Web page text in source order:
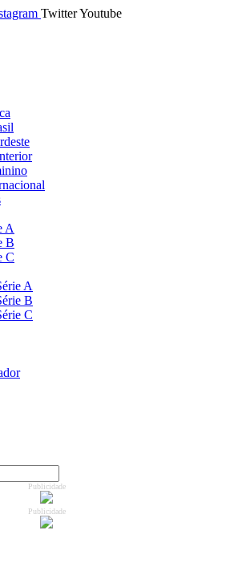
TwitterYoutube
A
B
C
A
B
C
Publicidade
Publicidade